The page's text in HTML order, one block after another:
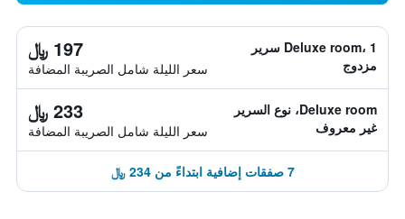
Deluxe room، 1 سرير
مزدوج
197 ﷼
سعر الليلة شامل الصريبة المضافة
Deluxe room، نوع السرير
غير معروف
233 ﷼
سعر الليلة شامل الصريبة المضافة
7 صفقات إضافية ابتداءً من 234 ﷼